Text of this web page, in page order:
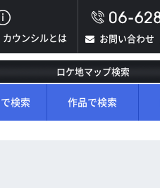
ウンシルとは お問い合わせ
ロケ地マップ検索
検索 作品で検索